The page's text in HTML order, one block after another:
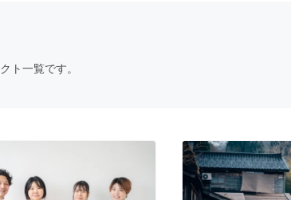
CAMPFIRE for Social GoodCAMPFIRE Creation
machi-yaコミュニティ
ト一覧です。